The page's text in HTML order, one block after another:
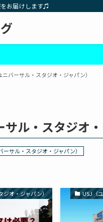
お届けします♫
ニバーサル・スタジオ・ジャパン）
ル・スタジオ・
ーサル・スタジオ・ジャパン）
ジオ・ジャパン） USJ（